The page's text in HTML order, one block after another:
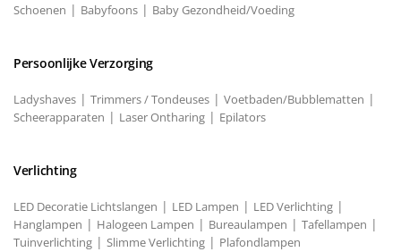
Schoenen | Babyfoons | Baby Gezondheid/Voeding
Persoonlijke Verzorging
Ladyshaves | Trimmers / Tondeuses | Voetbaden/Bubblematten |
Scheerapparaten | Laser Ontharing | Epilators
Verlichting
LED Decoratie Lichtslangen | LED Lampen | LED Verlichting |
Hanglampen | Halogeen Lampen | Bureaulampen | Tafellampen |
Tuinverlichting | Slimme Verlichting | Plafondlampen